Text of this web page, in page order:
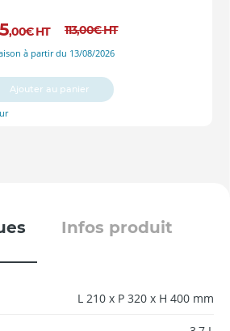
,00€ HT 113,00€HT
à partir du 13/08/2026
Ajouter au panier
Infos produit
L 210 x P 320 x H 400 mm